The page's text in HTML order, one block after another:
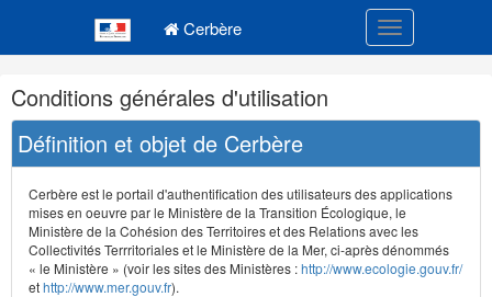
Cerbère Toggle
Navigation
et
outils
annexes
Conditions générales d'utilisation
Définition et objet de Cerbère
Cerbère est le portail d'authentification des utilisateurs des applications
mises en oeuvre par le Ministère de la Transition Écologique, le
Ministère de la Cohésion des Territoires et des Relations avec les
Collectivités Terrritoriales et le Ministère de la Mer, ci-après dénommés
« le Ministère » (voir les sites des Ministères :http://www.ecologie.gouv.fr/
ethttp://www.mer.gouv.fr).